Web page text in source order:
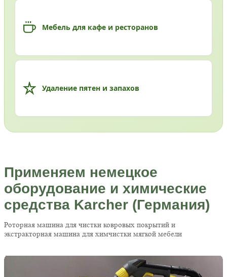
Мебель для кафе и ресторанов
Удаление пятен и запахов
Применяем немецкое
оборудование и химические
средства Karcher (Германия)
Роторная машина для чистки ковровых покрытий и
экстракторная машина для химчистки мягкой мебели